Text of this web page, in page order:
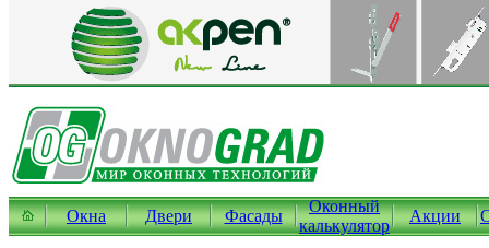
Окна Двери Фасады
Оконный
калькулятор
Акции